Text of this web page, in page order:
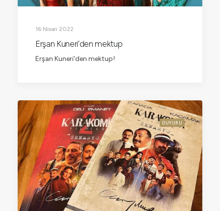
16 Nisan 2022
Erşan Kuneri’den mektup
Erşan Kuneri'den mektup!
DUYURU